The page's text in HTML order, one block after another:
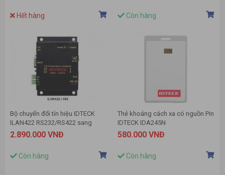
Hết hàng Còn hàng
Bộ chuyển đổi tín hiệu IDTECK
ILAN422 RS232/RS422 sang
TCP/IP
2.890.000 VNĐ
Còn hàng
Thẻ khoảng cách xa có nguồn Pin
IDTECK IDA245N
580.000 VNĐ
Còn hàng